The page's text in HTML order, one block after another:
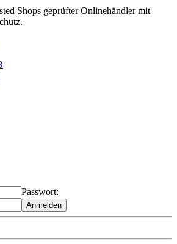
Shops geprüfter Onlinehändler mit
Passwort: